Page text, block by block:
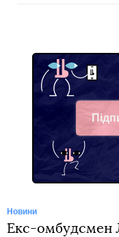
Новини
Екс-омбудсмен